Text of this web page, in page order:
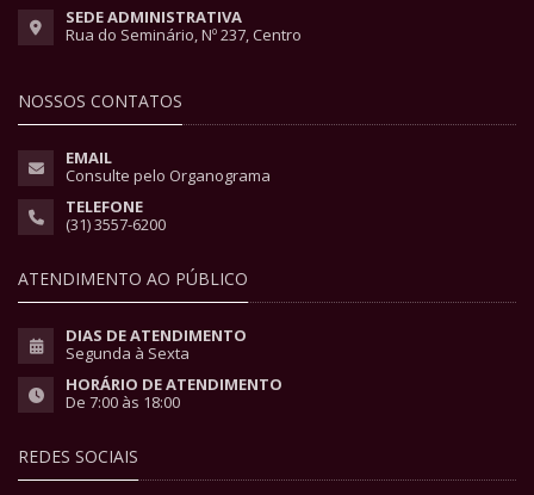
SEDE ADMINISTRATIVA
Rua do Seminário, Nº 237, Centro
NOSSOS CONTATOS
EMAIL
Consulte pelo Organograma
TELEFONE
(31) 3557-6200
ATENDIMENTO AO PÚBLICO
DIAS DE ATENDIMENTO
Segunda à Sexta
HORÁRIO DE ATENDIMENTO
De 7:00 às 18:00
REDES SOCIAIS